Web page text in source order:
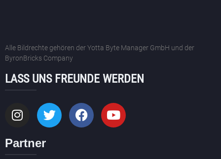
Alle Bildrechte gehören der Yotta Byte Manager GmbH und der
ByronBricks Company
LASS UNS FREUNDE WERDEN
Partner